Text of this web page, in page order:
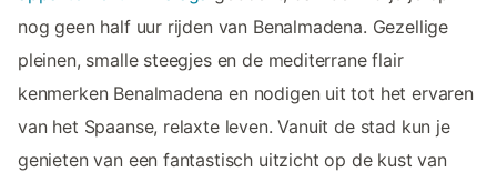
nog geen half uur rijden van Benalmadena. Gezellige
pleinen, smalle steegjes en de mediterrane flair
kenmerken Benalmadena en nodigen uit tot het ervaren
van het Spaanse, relaxte leven. Vanuit de stad kun je
genieten van een fantastisch uitzicht op de kust van